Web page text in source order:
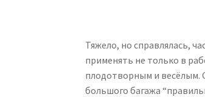
Тяжело, но справлялась,
применять не только в
плодотворным и весёлым.
большого багажа